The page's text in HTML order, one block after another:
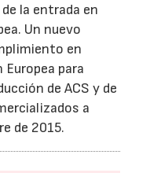
la entrada en
Un nuevo
en
para
de ACS y de
a
de 2015.